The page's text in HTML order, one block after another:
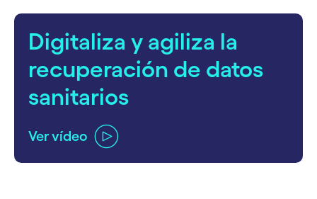
Digitaliza y agiliza la
recuperación de datos
sanitarios
Ver vídeo